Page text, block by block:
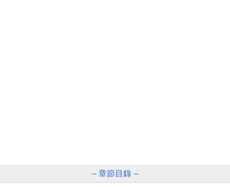
-- 章節目錄 --